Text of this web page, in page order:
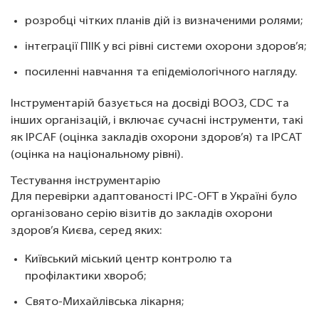
розробці чітких планів дій із визначеними ролями;
інтеграції ПІІК у всі рівні системи охорони здоров’я;
посиленні навчання та епідеміологічного нагляду.
Інструментарій базується на досвіді ВООЗ, CDC та
інших організацій, і включає сучасні інструменти, такі
як IPCAF (оцінка закладів охорони здоров’я) та IPCAT
(оцінка на національному рівні).
Тестування інструментарію
Для перевірки адаптованості IPC-OFT в Україні було
організовано серію візитів до закладів охорони
здоров’я Києва, серед яких:
Київський міський центр контролю та
профілактики хвороб;
Свято-Михайлівська лікарня;